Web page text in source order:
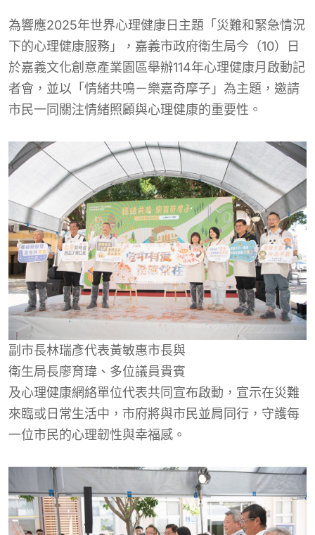
為響應2025年世界心理健康日主題「災難和緊急情況
下的心理健康服務」，嘉義市政府衛生局今（10）日
於嘉義文化創意產業園區舉辦114年心理健康月啟動記
者會，並以「情緒共鳴－樂嘉奇摩子」為主題，邀請
市民一同關注情緒照顧與心理健康的重要性。
副市長林瑞彥代表黃敏惠市長與
衛生局長廖育瑋、 多位議員貴賓
及心理健康網絡單位代表共同宣布啟動，宣示在災難
來臨或日常生活中，市府將與市民並肩同行，守護每
一位市民的心理韌性與幸福感。